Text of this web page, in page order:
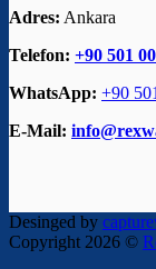
Adres: Ankara
Telefon: +90 501
WhatsApp: +90
E-Mail:
Desinged by
Copyright 2026 ©